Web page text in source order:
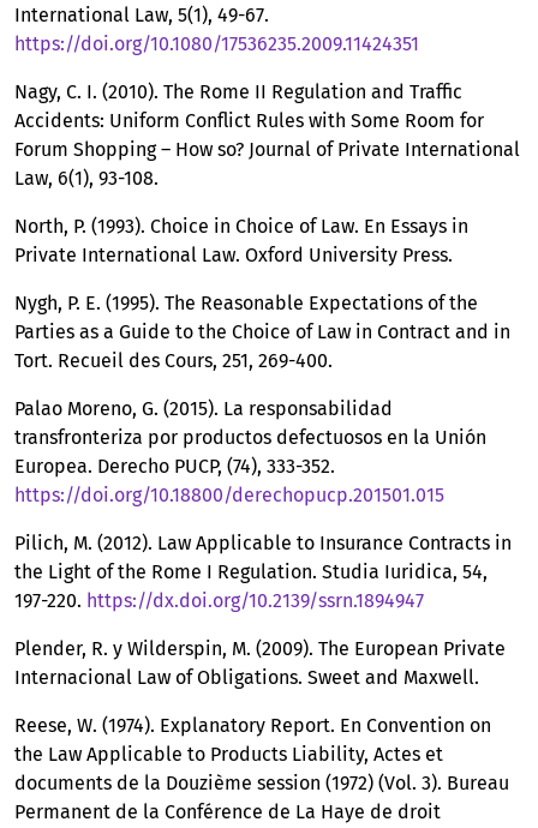
International Law, 5(1), 49-67.
https://doi.org/10.1080/17536235.2009.11424351
Nagy, C. I. (2010). The Rome II Regulation and Traffic
Accidents: Uniform Conflict Rules with Some Room for
Forum Shopping – How so? Journal of Private International
Law, 6(1), 93-108.
North, P. (1993). Choice in Choice of Law. En Essays in
Private International Law. Oxford University Press.
Nygh, P. E. (1995). The Reasonable Expectations of the
Parties as a Guide to the Choice of Law in Contract and in
Tort. Recueil des Cours, 251, 269-400.
Palao Moreno, G. (2015). La responsabilidad
transfronteriza por productos defectuosos en la Unión
Europea. Derecho PUCP, (74), 333-352.
https://doi.org/10.18800/derechopucp.201501.015
Pilich, M. (2012). Law Applicable to Insurance Contracts in
the Light of the Rome I Regulation. Studia Iuridica, 54,
197-220. https://dx.doi.org/10.2139/ssrn.1894947
Plender, R. y Wilderspin, M. (2009). The European Private
Internacional Law of Obligations. Sweet and Maxwell.
Reese, W. (1974). Explanatory Report. En Convention on
the Law Applicable to Products Liability, Actes et
documents de la Douzième session (1972) (Vol. 3). Bureau
Permanent de la Conférence de La Haye de droit